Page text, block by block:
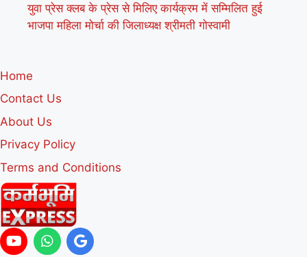
युवा प्रेस क्लब के प्रेस से मिलिए कार्यक्रम में सम्मिलित हुई
भाजपा महिला मोर्चा की जिलाध्यक्ष श्रीमती गोस्वामी
Home
Contact Us
About Us
Privacy Policy
Terms and Conditions